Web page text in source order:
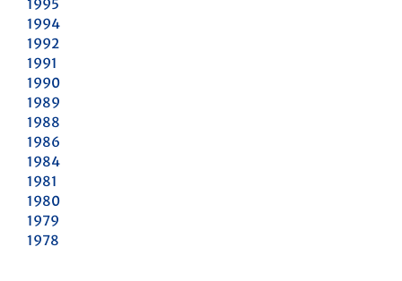
1995
1994
1992
1991
1990
1989
1988
1986
1984
1981
1980
1979
1978